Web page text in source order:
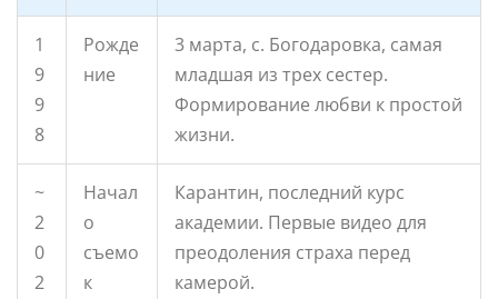
1
9
9
8
Рожде
ние
3 марта, с. Богодаровка, самая
младшая из трех сестер.
Формирование любви к простой
жизни.
~
2
0
2
Начал
о
съемо
к
Карантин, последний курс
академии. Первые видео для
преодоления страха перед
камерой.